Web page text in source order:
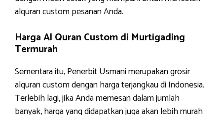
alquran custom pesanan Anda.
Harga Al Quran Custom di Murtigading
Termurah
Sementara itu, Penerbit Usmani merupakan grosir
alquran custom dengan harga terjangkau di Indonesia.
Terlebih lagi, jika Anda memesan dalam jumlah
banyak, harga yang didapatkan juga akan lebih murah